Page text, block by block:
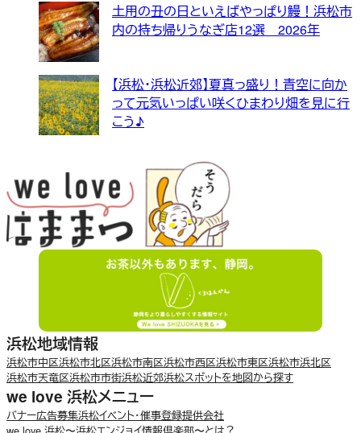
土用の丑の日といえばやっぱり鰻！浜松市
内の持ち帰りうなぎ店12選 2026年
【浜松・浜松近郊】夏真っ盛り！青空に向か
って元気いっぱい咲くひまわり畑を見に行
こう♪
浜松地域情報
浜松市中区浜松市北区浜松市南区浜松市西区浜松市東区浜松市浜北区
浜松市天竜区浜松市市街浜松近郊浜松スポットを地図から探す
we love 浜松メニュー
バナー広告募集浜松イベント・催事登録提供会社